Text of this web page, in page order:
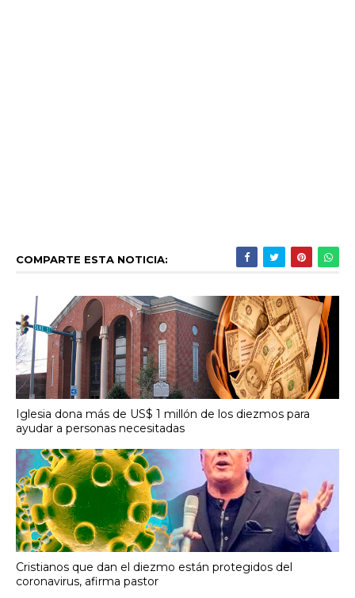
COMPARTE ESTA NOTICIA:
Iglesia dona más de US$ 1 millón de los diezmos para
ayudar a personas necesitadas
Cristianos que dan el diezmo están protegidos del
coronavirus, afirma pastor